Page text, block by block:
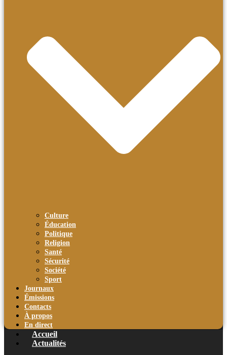
Culture
Éducation
Politique
Religion
Santé
Sécurité
Société
Sport
Journaux
Émissions
Contacts
À propos
En direct
Accueil
Actualités